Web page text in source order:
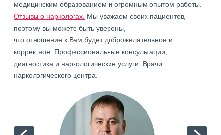
медицинским образованием и огромным опытом работы.
Отзывы о наркологах. Мы уважаем своих пациентов,
поэтому вы можете быть уверены,
что отношение к Вам будет доброжелательное и
корректное. Профессиональные консультации,
диагностика и наркологические услуги. Врачи
наркологического центра.